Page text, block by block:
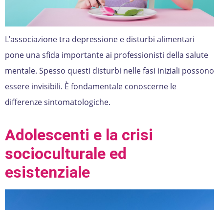
L’associazione tra depressione e disturbi alimentari
pone una sfida importante ai professionisti della salute
mentale. Spesso questi disturbi nelle fasi iniziali possono
essere invisibili. È fondamentale conoscerne le
differenze sintomatologiche.
Adolescenti e la crisi
socioculturale ed
esistenziale